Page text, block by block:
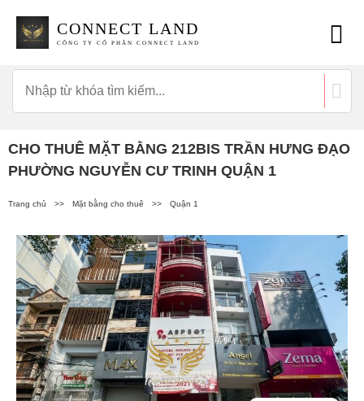
CONNECT LAND
CÔNG TY CỔ PHẦN CONNECT LAND
CHO THUÊ MẶT BẰNG 212BIS TRẦN HƯNG ĐẠO
PHƯỜNG NGUYỄN CƯ TRINH QUẬN 1
Trang chủ >> Mặt bằng cho thuê >> Quận 1